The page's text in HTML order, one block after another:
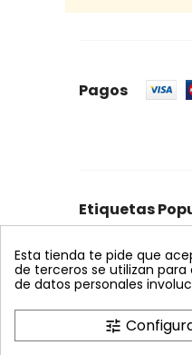
Pagos
Etiquetas
celeste
bombus terrestris
Esta tienda te pide que
de terceros se utilizan
de datos personales
tune